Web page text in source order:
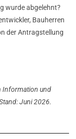
wurde abgelehnt?
Bauherren
der Antragstellung
Information und
Juni 2026.